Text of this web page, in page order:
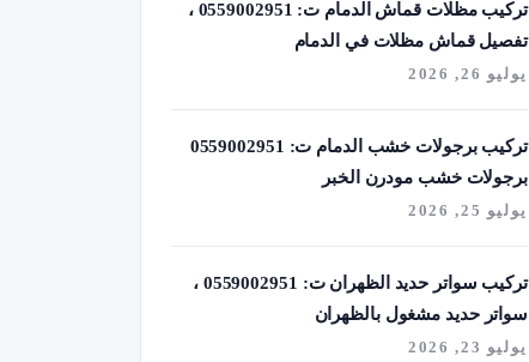
تركيب مظلات قماش الدمام ت: 0559002951 ،
تفصيل قماش مظلات في الدمام
يوليو 26, 2026
تركيب برجولات خشب الدمام ت: 0559002951
برجولات خشب مودرن الخبر
يوليو 25, 2026
تركيب سواتر حديد الظهران ت: 0559002951 ،
سواتر حديد مشغول بالظهران
يوليو 23, 2026